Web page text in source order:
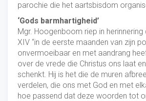
parochie die het aartsbisdom
‘Gods barmhartigheid’
Mgr. Hoogenboom riep in
XIV “in de eerste maanden van zijn
onvermoeibaar en met aandrang
over de vrede die Christus ons laat
schenkt. Hij is het die de muren
verdelen, die ons met God en met
hoe passend dat deze woorden tot